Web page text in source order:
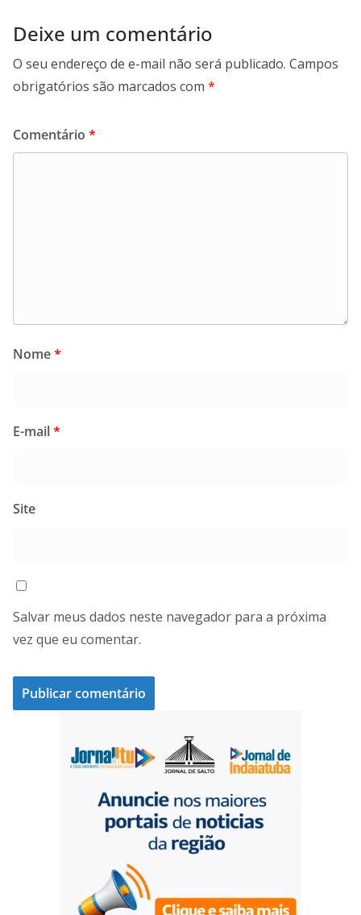
Deixe um comentário
O seu endereço de e-mail não será publicado. Campos
obrigatórios são marcados com *
Comentário *
Nome*
E-mail*
Site
Salvar meus dados neste navegador para a próxima
vez que eu comentar.